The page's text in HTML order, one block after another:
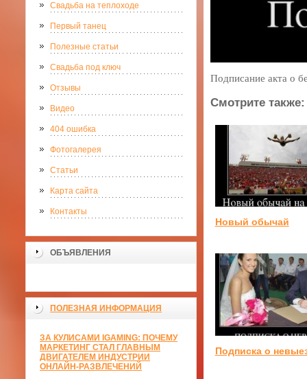
Свадьба на теплоходе
Первый танец
Полезные статьи
Свадьба под ключ
Отзывы
Видео
404 ошибка
Фотогалерея
Статьи
Карта сайта
Контакты
ОБЪЯВЛЕНИЯ
ПОЛЕЗНАЯ ИНФОРМАЦИЯ
ЗА КУЛИСАМИ IGAMING: ПОЧЕМУ
МАРКЕТИНГ СТАЛ ГЛАВНЫМ
ДВИГАТЕЛЕМ ИНДУСТРИИ
ОНЛАЙН-РАЗВЛЕЧЕНИЙ
Подписание акта о
Смотрите также:
Новый обычай
Подписка о